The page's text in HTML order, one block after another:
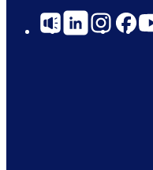
Social